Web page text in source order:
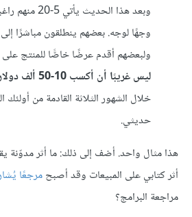
وبعد هذا الحديث
وجهًا لوجه. بعضهم ينطلقون مباشرًا
ولبعضهم أقدم عرضًا خاصًّا للمنتج على
ليس غريبًا أن أكسب 10-50 ألف دولار في المبيعات
خلال الشهور الثلاثة القادمة من
حديثي.
هذا مثال واحد. أضف إلى ذلك: ما أثر مدوّنة
أثر كتابي على المبيعات وقد أصبحمرجعًا يُشار
مراجعة البرامج؟